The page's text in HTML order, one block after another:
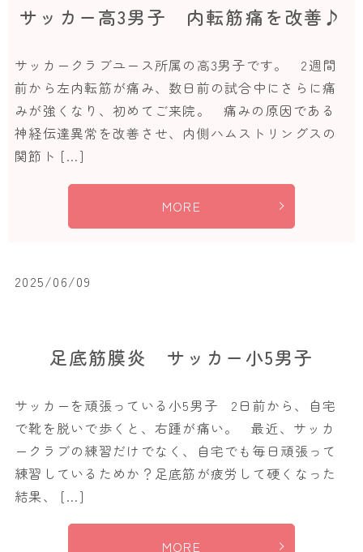
サッカー高3男子 内転筋痛を改善♪
サッカークラブユース所属の高3男子です。 2週間
前から左内転筋が痛み、数日前の試合中にさらに痛
みが強くなり、初めてご来院。 痛みの原因である
神経伝達異常を改善させ、内側ハムストリングスの
関節ト […]
MORE
2025/06/09
足底筋膜炎 サッカー小5男子
サッカーを頑張っている小5男子 2日前から、自宅
で靴を脱いで歩くと、右踵が痛い。 最近、サッカ
ークラブの練習だけでなく、自宅でも毎日頑張って
練習しているためか？足底筋が疲労して硬くなった
結果、 […]
MORE